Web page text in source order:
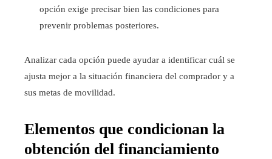
opción exige precisar bien las condiciones para
prevenir problemas posteriores.
Analizar cada opción puede ayudar a identificar cuál se
ajusta mejor a la situación financiera del comprador y a
sus metas de movilidad.
Elementos que condicionan la
obtención del financiamiento